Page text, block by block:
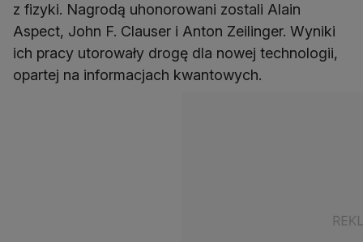
z fizyki. Nagrodą uhonorowani zostali Alain
Aspect, John F. Clauser i Anton Zeilinger. Wyniki
ich pracy utorowały drogę dla nowej technologii,
opartej na informacjach kwantowych.